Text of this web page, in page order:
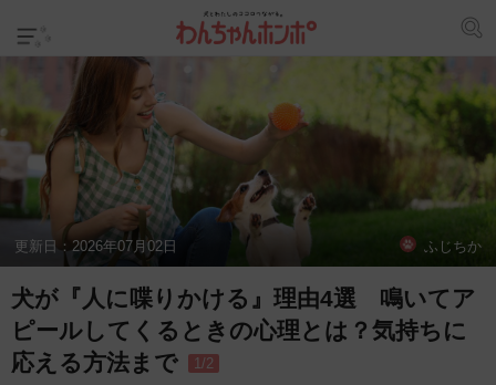
更新日： 2026年07月02日 ふじちか
犬が『人に喋りかける』理由4選 鳴いてア
ピールしてくるときの心理とは？気持ちに
応える方法まで
1/2